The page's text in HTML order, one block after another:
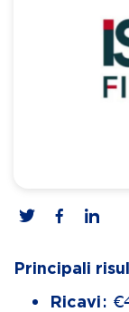
Principali
Ricavi :